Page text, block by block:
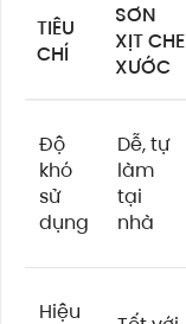
TIÊU
CHÍ
SƠN
XỊT CHE
XƯỚC
Độ
khó
sử
dụng
Dễ, tự
làm
tại
nhà
Hiệu